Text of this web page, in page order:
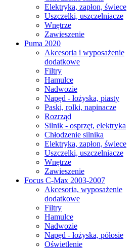
Elektryka, zapłon, świece
Uszczelki, uszczelniacze
Wnętrze
Zawieszenie
Puma 2020
Akcesoria i wyposażenie
dodatkowe
Filtry
Hamulce
Nadwozie
Napęd - łożyska, piasty
Paski, rolki, napinacze
Rozrząd
Silnik - osprzęt, elektryka
Chłodzenie silnika
Elektryka, zapłon, świece
Uszczelki, uszczelniacze
Wnętrze
Zawieszenie
Focus C-Max 2003-2007
Akcesoria, wyposażenie
dodatkowe
Filtry
Hamulce
Nadwozie
Napęd - łożyska, półosie
Oświetlenie